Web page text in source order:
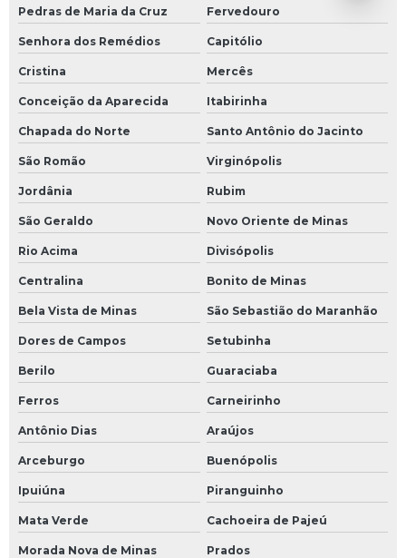
Pedras de Maria da Cruz Fervedouro
Senhora dos Remédios Capitólio
Cristina Mercês
Conceição da Aparecida Itabirinha
Chapada do Norte Santo Antônio do Jacinto
São Romão Virginópolis
Jordânia Rubim
São Geraldo Novo Oriente de Minas
Rio Acima Divisópolis
Centralina Bonito de Minas
Bela Vista de Minas São Sebastião do Maranhão
Dores de Campos Setubinha
Berilo Guaraciaba
Ferros Carneirinho
Antônio Dias Araújos
Arceburgo Buenópolis
Ipuiúna Piranguinho
Mata Verde Cachoeira de Pajeú
Morada Nova de Minas Prados